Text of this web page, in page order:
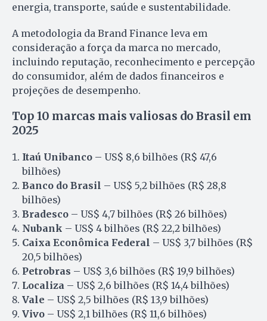
energia, transporte, saúde e sustentabilidade.
A metodologia da Brand Finance leva em
consideração a força da marca no mercado,
incluindo reputação, reconhecimento e percepção
do consumidor, além de dados financeiros e
projeções de desempenho.
Top 10 marcas mais valiosas do Brasil em
2025
Itaú Unibanco – US$ 8,6 bilhões (R$ 47,6
bilhões)
Banco do Brasil – US$ 5,2 bilhões (R$ 28,8
bilhões)
Bradesco – US$ 4,7 bilhões (R$ 26 bilhões)
Nubank – US$ 4 bilhões (R$ 22,2 bilhões)
Caixa Econômica Federal – US$ 3,7 bilhões (R$
20,5 bilhões)
Petrobras – US$ 3,6 bilhões (R$ 19,9 bilhões)
Localiza – US$ 2,6 bilhões (R$ 14,4 bilhões)
Vale – US$ 2,5 bilhões (R$ 13,9 bilhões)
Vivo – US$ 2,1 bilhões (R$ 11,6 bilhões)